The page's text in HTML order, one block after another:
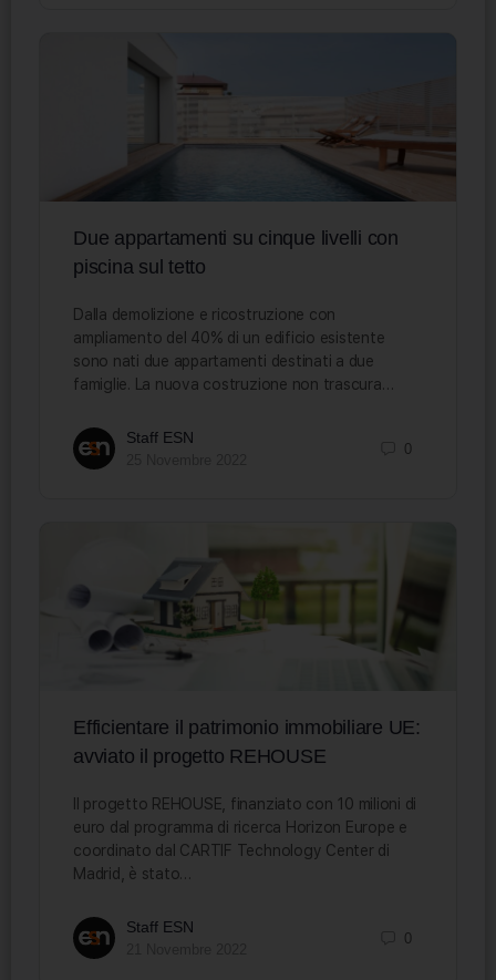
Due appartamenti su cinque livelli con
piscina sul tetto
Dalla demolizione e ricostruzione con
ampliamento del 40% di un edificio esistente
sono nati due appartamenti destinati a due
famiglie. La nuova costruzione non trascura…
Staff ESN
0
Efficientare il patrimonio immobiliare UE:
avviato il progetto REHOUSE
Il progetto REHOUSE, finanziato con 10 milioni di
euro dal programma di ricerca Horizon Europe e
coordinato dal CARTIF Technology Center di
Madrid, è stato…
Staff ESN
0